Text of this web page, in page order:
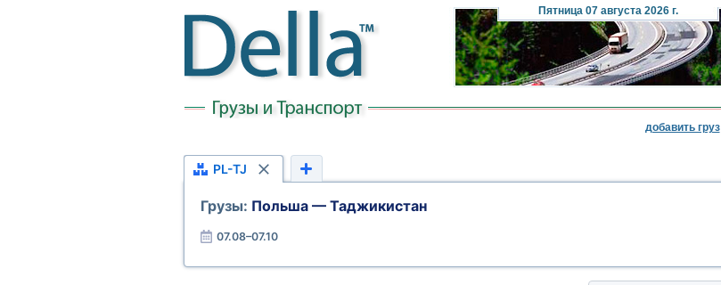
Пятница07 августа 2026 г.
добавить груз
PL-TJ
Грузы: Польша — Таджикистан
07.08–07.10